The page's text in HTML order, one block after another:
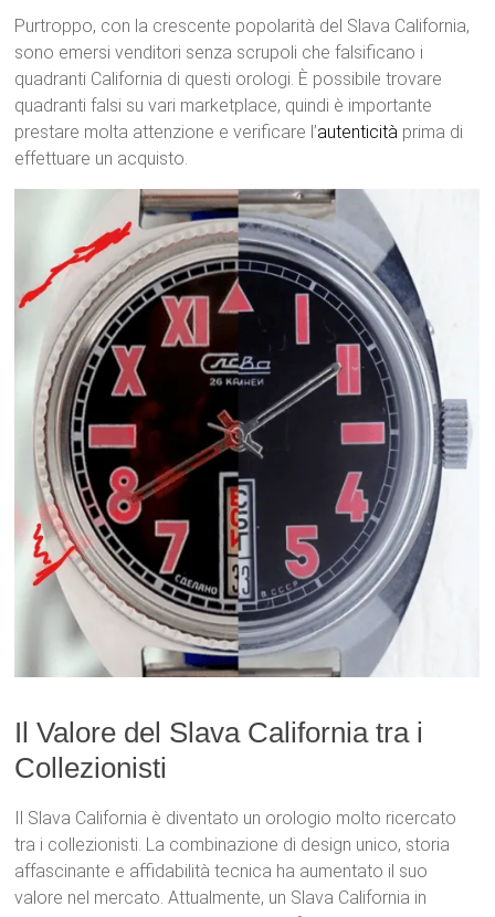
Purtroppo, con la crescente popolarità del Slava California,
sono emersi venditori senza scrupoli che falsificano i
quadranti California di questi orologi. È possibile trovare
quadranti falsi su vari marketplace, quindi è importante
prestare molta attenzione e verificare l’autenticità prima di
effettuare un acquisto.
Il Valore del Slava California tra i
Collezionisti
Il Slava California è diventato un orologio molto ricercato
tra i collezionisti. La combinazione di design unico, storia
affascinante e affidabilità tecnica ha aumentato il suo
valore nel mercato. Attualmente, un Slava California in